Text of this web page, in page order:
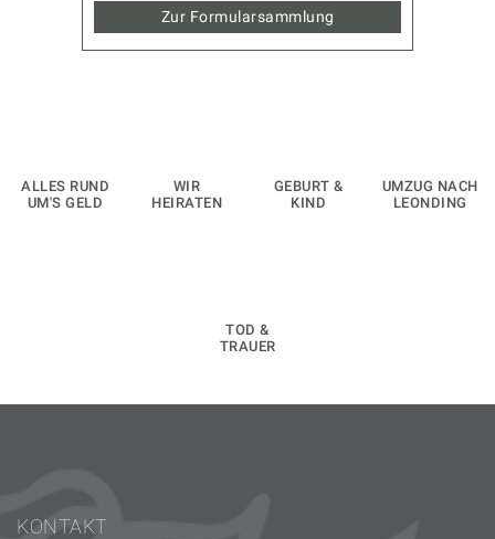
Zur Formularsammlung
ALLES RUND
UM'S GELD
WIR
HEIRATEN
GEBURT &
KIND
UMZUG NACH
LEONDING
TOD &
TRAUER
KONTAKT